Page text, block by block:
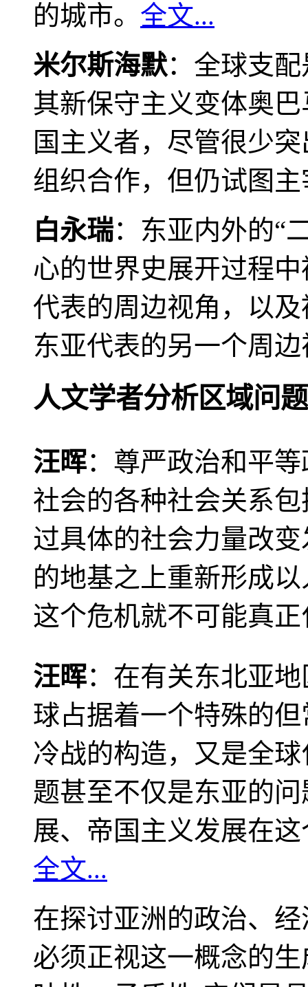
的城市。 全文...
米尔斯海默：全球支
其新保守主义变体奥
国主义者，尽管很少
组织合作，但仍试图
白永瑞：东亚内外的“
心的世界史展开过程
代表的周边视角，以
东亚代表的另一个周
人文学者分析区域问题
汪晖：尊严政治和平
社会的各种社会关系
过具体的社会力量改
的地基之上重新形成
这个危机就不可能真
汪晖：在有关东北亚
球占据着一个特殊的
冷战的构造，又是全
题甚至不仅是东亚的
展、帝国主义发展在
全文...
在探讨亚洲的政治、
必须正视这一概念的